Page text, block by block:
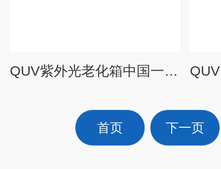
QUV紫外光老化箱中国一级代理商罗中科技
首页 下一页